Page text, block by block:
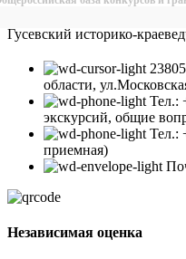
Гусевский историко-
области,
Тел.:
экскурсий, общие
Тел.:
приемная)
Независимая оценка